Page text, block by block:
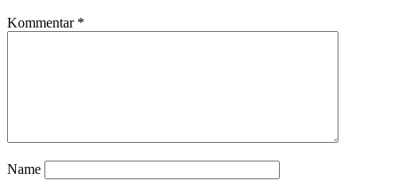
Kommentar *
Name